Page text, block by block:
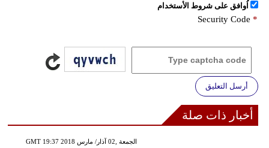
اُوافق على شروط الأستخدام
Security Code *
أرسل التعليق
أخبار ذات صلة
GMT 19:37 2018 الجمعة ,02 آذار/ مارس